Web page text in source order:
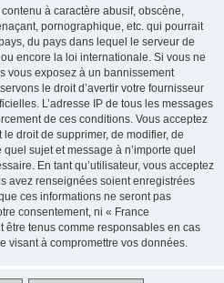
à caractère abusif, obscène,
pornographique, etc. qui pourrait
du pays dans lequel le serveur de
encore la loi internationale. Si vous ne
vous exposez à un bannissement
le droit d’avertir votre fournisseur
L’adresse IP de tous les messages
de ces conditions. Vous acceptez
droit de supprimer, de modifier, de
sujet et message à n’importe quel
En tant qu’utilisateur, vous acceptez
avez renseignées soient enregistrées
ces informations ne seront pas
consentement, ni « France
être tenus comme responsables en cas
visant à compromettre vos données.